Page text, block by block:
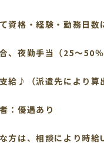
資格・経験・勤務日数
、夜勤手当（25～50％
給♪（派遣先により算
：優遇あり
方は、相談により時